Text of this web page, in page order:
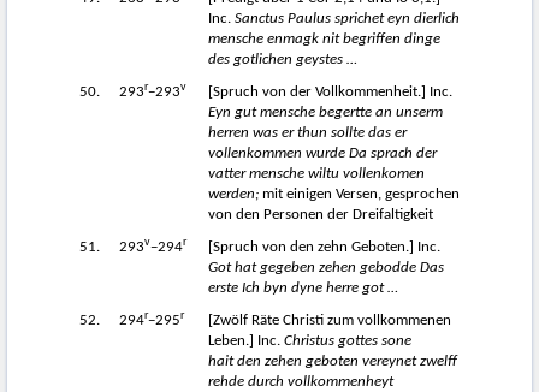
Inc. Sanctus Paulus sprichet eyn dierlich
mensche enmagk nit begriffen dinge
des gotlichen geystes …
50. 293r−293v
[Spruch von der Vollkommenheit.] Inc.
Eyn gut mensche begertte an unserm
herren was er thun sollte das er
vollenkommen wurde Da sprach der
vatter mensche wiltu vollenkomen
werden; mit einigen Versen, gesprochen
von den Personen der Dreifaltigkeit
51. 293v−294r
[Spruch von den zehn Geboten.] Inc.
Got hat gegeben zehen gebodde Das
erste Ich byn dyne herre got …
52. 294r−295r
[Zwölf Räte Christi zum vollkommenen
Leben.] Inc. Christus gottes sone
hait den zehen geboten vereynet zwelff
rehde durch vollkommenheyt